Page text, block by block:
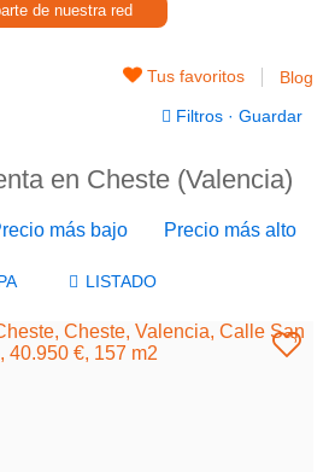
de nuestra red
Tus favoritos
Blog
· Guardar
Filtros
en Cheste (Valencia)
más bajo Precio más alto